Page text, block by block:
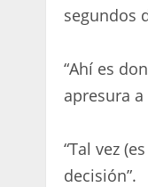
segundos
“Ahí es
apresura
“Tal vez
decisión”.